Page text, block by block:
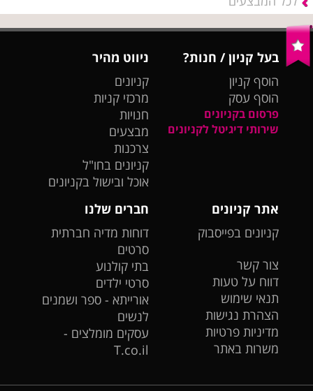
בעל קניון / חנות?
הוסף קניון
הוסף עסק
פרסום בקניונים
שירותי דיגיטל לקניונים
ניווט מהיר
קניונים
מרכזי קניות
חנויות
מבצעים
צרכנות
קניונים בחו"ל
אוכל ובישול בקניונים
אתר קניונים
קניונים בפייסבוק
צור קשר
דווח על טעות
תנאי שימוש
הצהרת נגישות
מדיניות פרטיות
משרות באתר
חברים שלנו
דוחות מדיה חברתית
סרטים
בתי קולנוע
סרטי ילדים
אורייתא - ספר ושמנים
לנשים
עסקים מומלצים -
T.co.il